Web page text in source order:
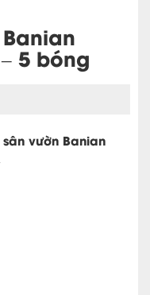
5 bóng
vườn Banian